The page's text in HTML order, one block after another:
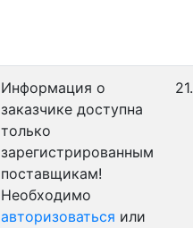
Информация о
заказчике доступна
только
зарегистрированным
поставщикам!
Необходимо
авторизоваться или